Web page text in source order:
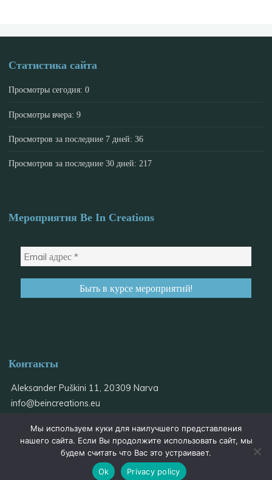
Статистика сайта
Просмотры сегодня:0
Просмотры вчера:9
Просмотров за последние 7 дней:36
Просмотров за последние 30 дней:217
Мероприятия Be In Creations
Контакты
Aleksander Puškini 11, 20309 Narva
info@beincreations.eu
@be_in_creations
Мы используем куки для наилучшего представления
нашего сайта. Если Вы продолжите использовать сайт, мы
будем считать что Вас это устраивает.
Ok
Privacy policy